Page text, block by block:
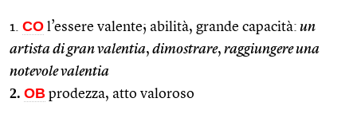
1. CO l’essere valente; abilità, grande capacità: un
artista di gran valentia, dimostrare, raggiungere una
notevole valentia
2. OB prodezza, atto valoroso